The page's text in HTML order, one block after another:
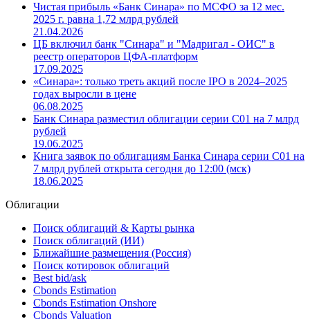
Чистая прибыль «Банк Синара» по МСФО за 12 мес.
2025 г. равна 1,72 млрд рублей
21.04.2026
ЦБ включил банк "Синара" и "Мадригал - ОИС" в
реестр операторов ЦФА-платформ
17.09.2025
«Синара»: только треть акций после IPO в 2024–2025
годах выросли в цене
06.08.2025
Банк Синара разместил облигации серии С01 на 7 млрд
рублей
19.06.2025
Книга заявок по облигациям Банка Синара серии С01 на
7 млрд рублей открыта сегодня до 12:00 (мск)
18.06.2025
Облигации
Поиск облигаций & Карты рынка
Поиск облигаций (ИИ)
Ближайшие размещения (Россия)
Поиск котировок облигаций
Best bid/ask
Cbonds Estimation
Cbonds Estimation Onshore
Cbonds Valuation